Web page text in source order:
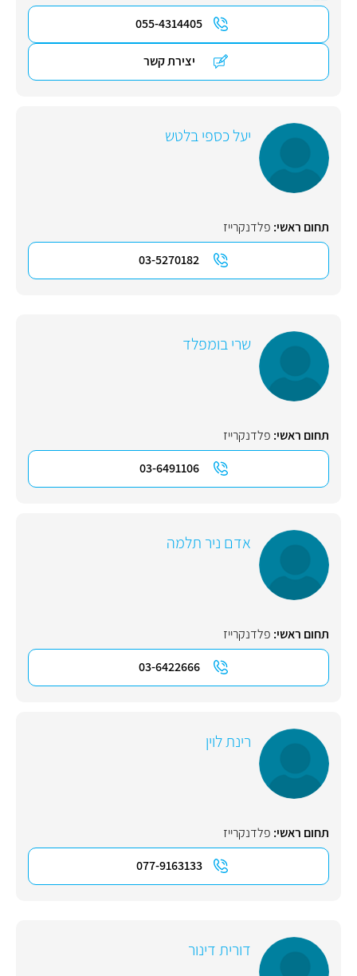
055-4314405
יצירת קשר
יעל כספי בלטש
תחום ראשי: פלדנקרייז
03-5270182
שרי בומפלד
תחום ראשי: פלדנקרייז
03-6491106
אדם ניר תלמה
תחום ראשי: פלדנקרייז
03-6422666
רינת לוין
תחום ראשי: פלדנקרייז
077-9163133
דורית דינור